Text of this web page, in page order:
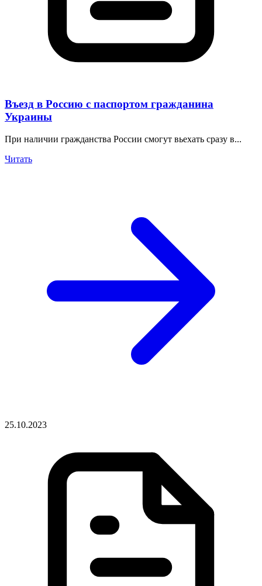
Въезд в Россию с паспортом гражданина
Украины
При наличии гражданства России смогут вьехать сразу в...
Читать
25.10.2023